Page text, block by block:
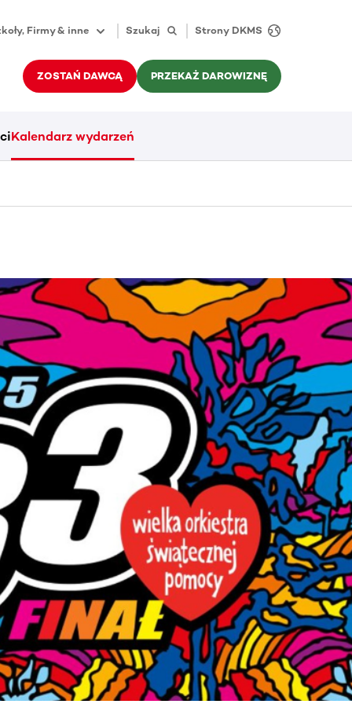
Firmy & inne Szukaj Strony DKMS
ZOSTAŃ DAWCĄ PRZEKAŻ DAROWIZNĘ
Kalendarz wydarzeń